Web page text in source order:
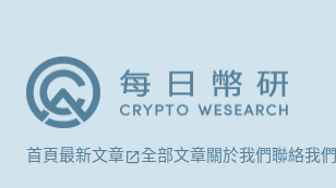
首頁最新文章 全部文章關於我們聯絡我們